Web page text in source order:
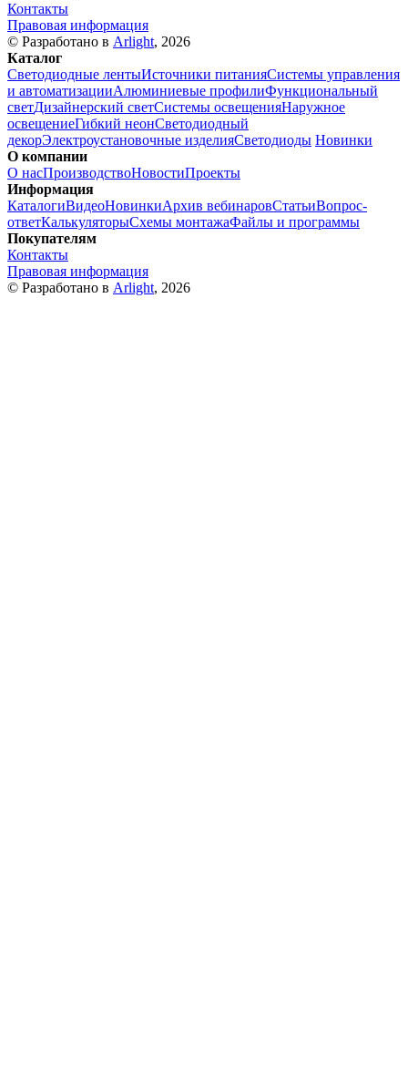
Контакты
Правовая информация
© Разработано в Arlight, 2026
Каталог
Светодиодные лентыИсточники питанияСистемы управления
и автоматизацииАлюминиевые профилиФункциональный
светДизайнерский светСистемы освещенияНаружное
освещениеГибкий неонСветодиодный
декорЭлектроустановочные изделияСветодиоды Новинки
О компании
О насПроизводствоНовостиПроекты
Информация
КаталогиВидеоНовинкиАрхив вебинаровСтатьиВопрос-
ответКалькуляторыСхемы монтажаФайлы и программы
Покупателям
Контакты
Правовая информация
© Разработано в Arlight, 2026